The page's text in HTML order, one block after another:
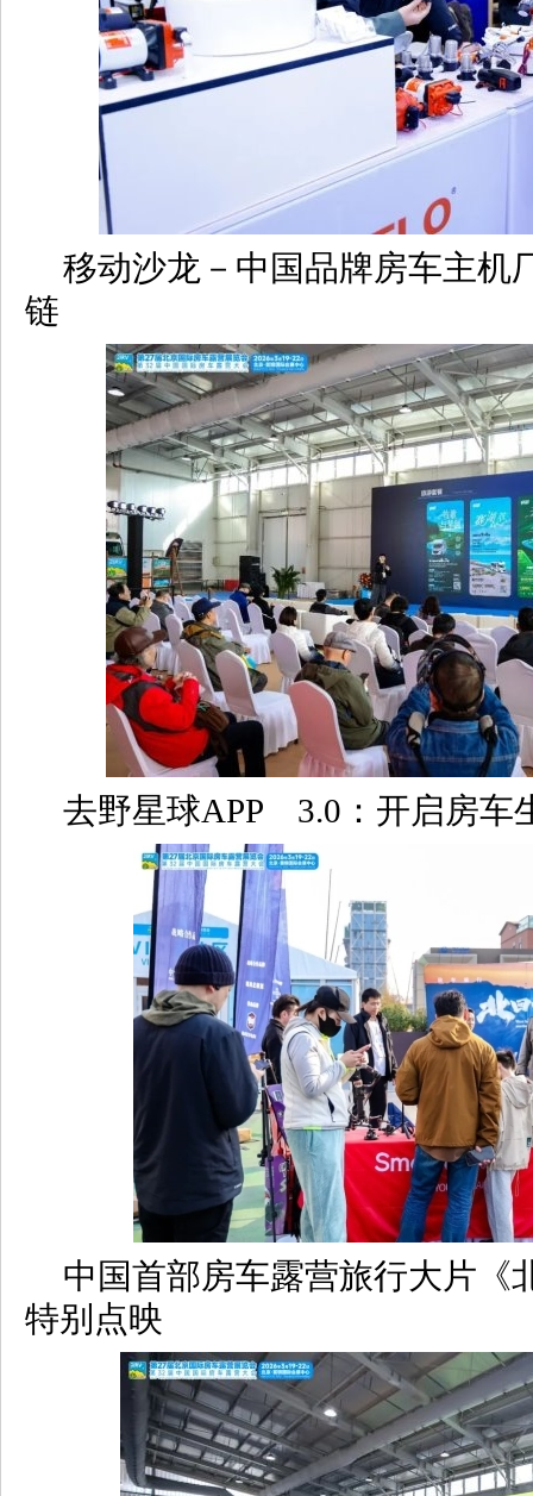
移动沙龙－中国品牌房车主机
链
去野星球APP 3.0：开启房车
中国首部房车露营旅行大片《
特别点映